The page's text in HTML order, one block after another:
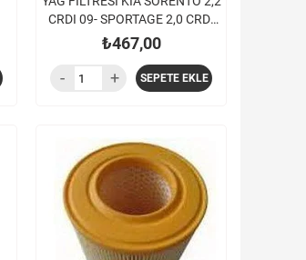
CRDI 09- SPORTAGE 2,0 CRDI
10-
₺467,00
SEPETE EKLE